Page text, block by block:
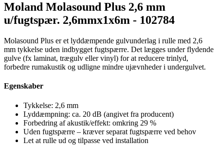
Moland Molasound Plus 2,6 mm
u/fugtspær. 2,6mmx1x6m - 102784
Molasound Plus er et lyddæmpende gulvunderlag i rulle med 2,6
mm tykkelse uden indbygget fugtspærre. Det lægges under flydende
gulve (fx laminat, trægulv eller vinyl) for at reducere trinlyd,
forbedre rumakustik og udligne mindre ujævnheder i undergulvet.
Egenskaber
Tykkelse: 2,6 mm
Lyddæmpning: ca. 20 dB (angivet fra producent)
Forbedring af akustik/effekt: omkring 29 %
Uden fugtspærre – kræver separat fugtspærre ved behov
Let at rulle ud og tilpasse ved installation